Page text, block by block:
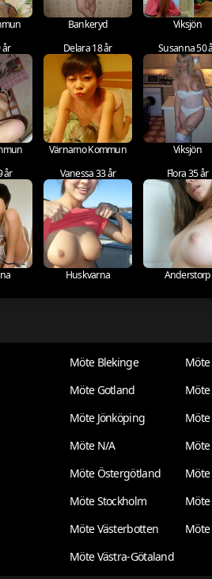
Bankeryd Viksjön
år Delara 18 år
Värnamo Kommun
Susanna 50
Viksjön
år Vanessa 33 år
Huskvarna
Flora 35 år
Anderstorp
Möte Blekinge
Möte Gotland
Möte Jönköping
Möte N/A
Möte Östergötland
Möte
Möte Stockholm
Möte Västerbotten
Möte Västra-Götaland